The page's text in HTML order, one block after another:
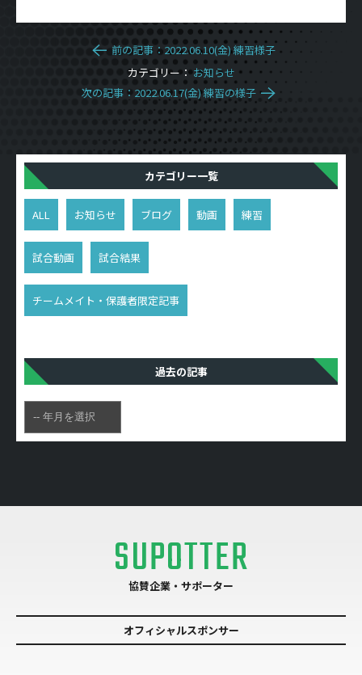
前の記事：2022.06.10(金) 練習様子
カテゴリー：お知らせ
次の記事：2022.06.17(金) 練習の様子
カテゴリー一覧
ALL お知らせ ブログ 動画 練習
試合動画 試合結果
チームメイト・保護者限定記事
過去の記事
SUPOTTER
協賛企業・サポーター
オフィシャルスポンサー